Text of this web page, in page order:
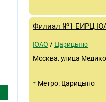
Филиал №1 ЕИРЦ
ЮАО / Царицыно
Москва, улица
• Метро: Царицыно